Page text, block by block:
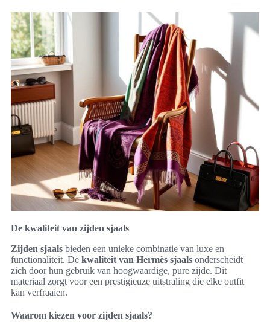
De kwaliteit van zijden sjaals
Zijden sjaals bieden een unieke combinatie van luxe en
functionaliteit. De kwaliteit van Hermès sjaals onderscheidt
zich door hun gebruik van hoogwaardige, pure zijde. Dit
materiaal zorgt voor een prestigieuze uitstraling die elke outfit
kan verfraaien.
Waarom kiezen voor zijden sjaals?